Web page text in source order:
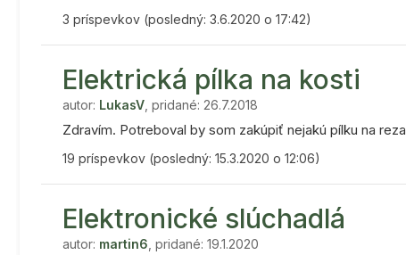
3 príspevkov (posledný: 3.6.2020 o 17:42)
Elektrická pílka na kosti
autor: LukasV , pridané: 26.7.2018
Zdravím. Potreboval by som zakúpiť nejakú pílku na
19 príspevkov (posledný: 15.3.2020 o 12:06)
Elektronické slúchadlá
autor: martin6 , pridané: 19.1.2020